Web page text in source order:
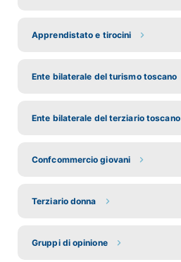
Apprendistato e tirocini
Ente bilaterale del turismo toscano
Ente bilaterale del terziario toscano
Confcommercio giovani
Terziario donna
Gruppi di opinione